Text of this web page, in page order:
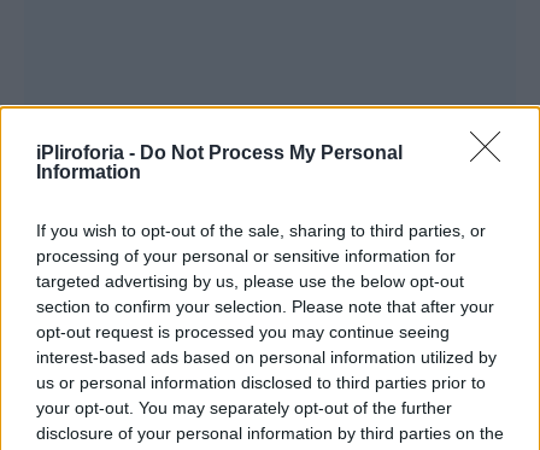
iPliroforia - Do Not Process My Personal
Information
If you wish to opt-out of the sale, sharing to third parties, or
processing of your personal or sensitive information for
targeted advertising by us, please use the below opt-out
section to confirm your selection. Please note that after your
opt-out request is processed you may continue seeing
interest-based ads based on personal information utilized by
us or personal information disclosed to third parties prior to
your opt-out. You may separately opt-out of the further
disclosure of your personal information by third parties on the